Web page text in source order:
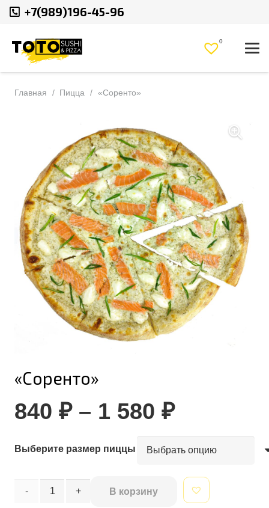
+7(989)196-45-96
0
Главная / Пицца / «Соренто»
«Соренто»
840 ₽ – 1 580 ₽
840 ₽
–
1
580 ₽
Выберите размер пиццы
Количество В корзину